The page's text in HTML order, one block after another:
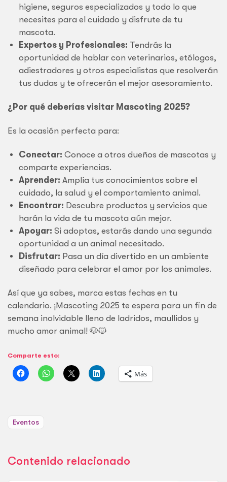
higiene, seguros especializados y todo lo que
necesites para el cuidado y disfrute de tu
mascota.
Expertos y Profesionales: Tendrás la
oportunidad de hablar con veterinarios, etólogos,
adiestradores y otros especialistas que resolverán
tus dudas y te ofrecerán el mejor asesoramiento.
¿Por qué deberías visitar Mascoting 2025?
Es la ocasión perfecta para:
Conectar: Conoce a otros dueños de mascotas y
comparte experiencias.
Aprender: Amplía tus conocimientos sobre el
cuidado, la salud y el comportamiento animal.
Encontrar: Descubre productos y servicios que
harán la vida de tu mascota aún mejor.
Apoyar: Si adoptas, estarás dando una segunda
oportunidad a un animal necesitado.
Disfrutar: Pasa un día divertido en un ambiente
diseñado para celebrar el amor por los animales.
Así que ya sabes, marca estas fechas en tu
calendario. ¡Mascoting 2025 te espera para un fin de
semana inolvidable lleno de ladridos, maullidos y
mucho amor animal! 🐶🐱
Comparte esto:
Más
Eventos
Contenido relacionado